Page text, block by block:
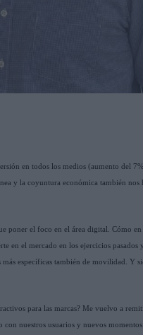
en todos los medios (aumento del
y la coyuntura económica también
poner el foco en el área digital. Cómo
en el mercado en los ejercicios
específicas también de movilidad. Y
para las marcas? Me vuelvo a
nuestros usuarios y nuevos